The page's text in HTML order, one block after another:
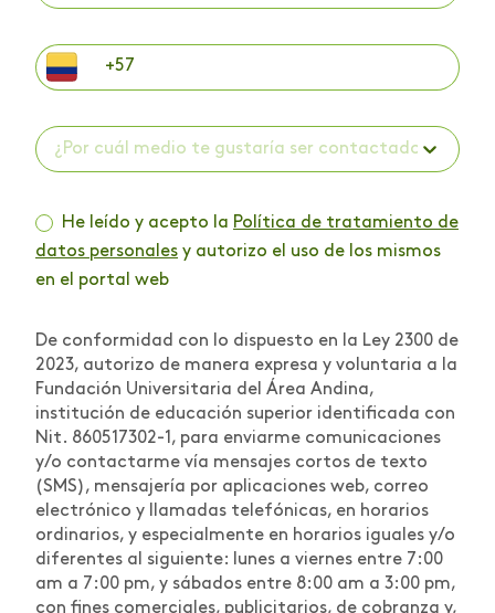
¿Por cuál medio te gustaría ser contactado? *
He leído y acepto la Política de tratamiento de
datos personales y autorizo el uso de los mismos
en el portal web
De conformidad con lo dispuesto en la Ley 2300 de
2023, autorizo de manera expresa y voluntaria a la
Fundación Universitaria del Área Andina,
institución de educación superior identificada con
Nit. 860517302-1, para enviarme comunicaciones
y/o contactarme vía mensajes cortos de texto
(SMS), mensajería por aplicaciones web, correo
electrónico y llamadas telefónicas, en horarios
ordinarios, y especialmente en horarios iguales y/o
diferentes al siguiente: lunes a viernes entre 7:00
am a 7:00 pm, y sábados entre 8:00 am a 3:00 pm,
con fines comerciales, publicitarios, de cobranza y,